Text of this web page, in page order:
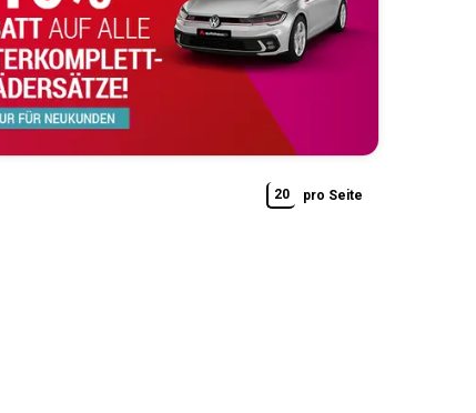
20 pro Seite